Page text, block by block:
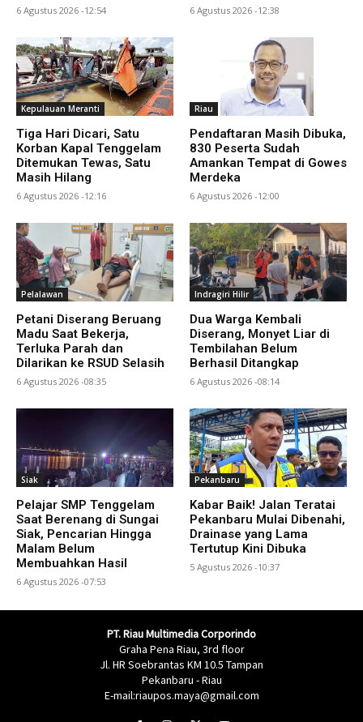
6 Agustus 2026 -12:54 6 Agustus 2026 -12:38
Kepulauan Meranti
Tiga Hari Dicari, Satu
Korban Kapal Tenggelam
Ditemukan Tewas, Satu
Masih Hilang
6 Agustus 2026 -12:16
Riau
Pendaftaran Masih Dibuka,
830 Peserta Sudah
Amankan Tempat di Gowes
Merdeka
6 Agustus 2026 -12:00
Pelalawan
Petani Diserang Beruang
Madu Saat Bekerja,
Terluka Parah dan
Dilarikan ke RSUD Selasih
6 Agustus 2026 -08:35
Indragiri Hilir
Dua Warga Kembali
Diserang, Monyet Liar di
Tembilahan Belum
Berhasil Ditangkap
6 Agustus 2026 -08:14
Siak
Pelajar SMP Tenggelam
Saat Berenang di Sungai
Siak, Pencarian Hingga
Malam Belum
Membuahkan Hasil
6 Agustus 2026 -07:53
Pekanbaru
Kabar Baik! Jalan Teratai
Pekanbaru Mulai Dibenahi,
Drainase yang Lama
Tertutup Kini Dibuka
5 Agustus 2026 -10:37
PT. Riau Multimedia Corporindo
Graha Pena Riau, 3rd floor
Jl. HR Soebrantas KM 10.5 Tampan
Pekanbaru - Riau
E-mail:riaupos.maya@gmail.com